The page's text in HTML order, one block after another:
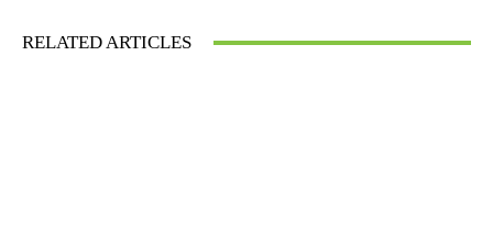
RELATED ARTICLES